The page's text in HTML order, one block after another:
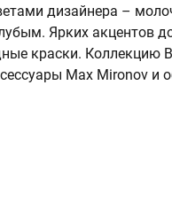
дизайнера –
Ярких акцентов
краски. Коллекцию
Max Mironov и